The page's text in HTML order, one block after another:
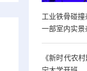
工业铁骨碰
一部室内实景
《新时代农